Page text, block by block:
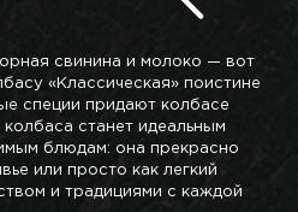
свинина и молоко — вот
«Классическая» поистине
специи придают колбасе
станет идеальным
блюдам: она прекрасно
или просто как легкий
и традициями с каждой